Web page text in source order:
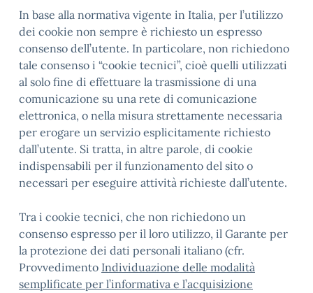
In base alla normativa vigente in Italia, per l’utilizzo
dei cookie non sempre è richiesto un espresso
consenso dell’utente. In particolare, non richiedono
tale consenso i “cookie tecnici”, cioè quelli utilizzati
al solo fine di effettuare la trasmissione di una
comunicazione su una rete di comunicazione
elettronica, o nella misura strettamente necessaria
per erogare un servizio esplicitamente richiesto
dall’utente. Si tratta, in altre parole, di cookie
indispensabili per il funzionamento del sito o
necessari per eseguire attività richieste dall’utente.
Tra i cookie tecnici, che non richiedono un
consenso espresso per il loro utilizzo, il Garante per
la protezione dei dati personali italiano (cfr.
Provvedimento Individuazione delle modalità
semplificate per l’informativa e l’acquisizione